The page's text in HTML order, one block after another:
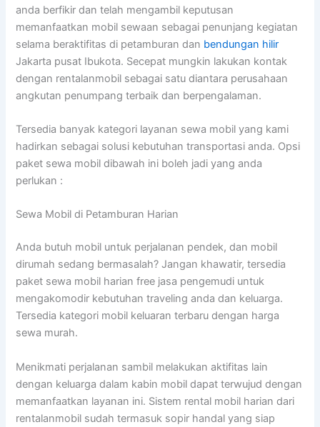
anda berfikir dan telah mengambil keputusan
memanfaatkan mobil sewaan sebagai penunjang kegiatan
selama beraktifitas di petamburan dan bendungan hilir
Jakarta pusat Ibukota. Secepat mungkin lakukan kontak
dengan rentalanmobil sebagai satu diantara perusahaan
angkutan penumpang terbaik dan berpengalaman.
Tersedia banyak kategori layanan sewa mobil yang kami
hadirkan sebagai solusi kebutuhan transportasi anda. Opsi
paket sewa mobil dibawah ini boleh jadi yang anda
perlukan :
Sewa Mobil di Petamburan Harian
Anda butuh mobil untuk perjalanan pendek, dan mobil
dirumah sedang bermasalah? Jangan khawatir, tersedia
paket sewa mobil harian free jasa pengemudi untuk
mengakomodir kebutuhan traveling anda dan keluarga.
Tersedia kategori mobil keluaran terbaru dengan harga
sewa murah.
Menikmati perjalanan sambil melakukan aktifitas lain
dengan keluarga dalam kabin mobil dapat terwujud dengan
memanfaatkan layanan ini. Sistem rental mobil harian dari
rentalanmobil sudah termasuk sopir handal yang siap